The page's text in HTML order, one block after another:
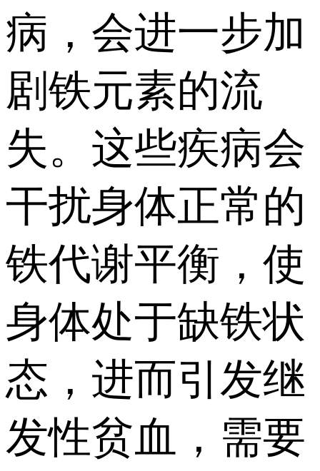
病，会进一步加
剧铁元素的流
失。这些疾病会
干扰身体正常的
铁代谢平衡，使
身体处于缺铁状
态，进而引发继
发性贫血，需要